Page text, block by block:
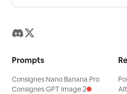
Prompts
Consignes Nano Banana Pro
Consignes GPT Image 2